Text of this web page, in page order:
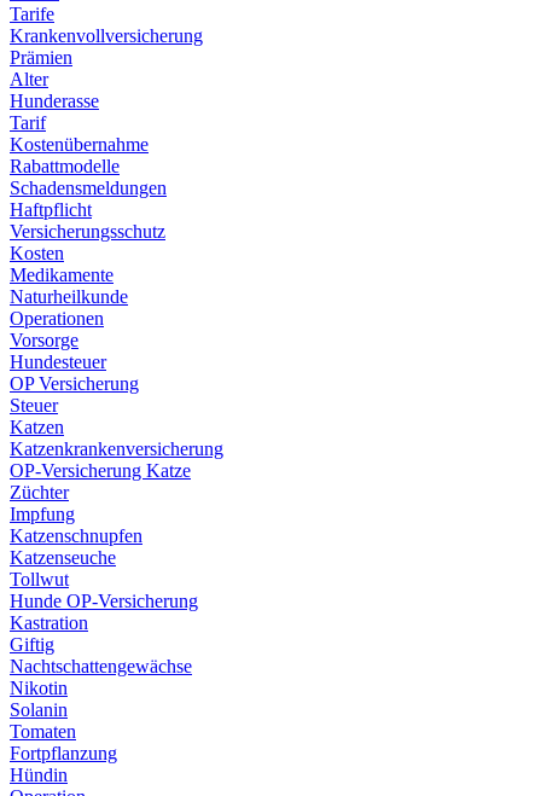
Tarife
Krankenvollversicherung
Prämien
Alter
Hunderasse
Tarif
Kostenübernahme
Rabattmodelle
Schadensmeldungen
Haftpflicht
Versicherungsschutz
Kosten
Medikamente
Naturheilkunde
Operationen
Vorsorge
Hundesteuer
OP Versicherung
Steuer
Katzen
Katzenkrankenversicherung
OP-Versicherung Katze
Züchter
Impfung
Katzenschnupfen
Katzenseuche
Tollwut
Hunde OP-Versicherung
Kastration
Giftig
Nachtschattengewächse
Nikotin
Solanin
Tomaten
Fortpflanzung
Hündin